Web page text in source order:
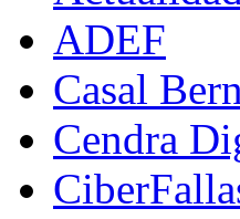
ADEF
Casal
Cendra